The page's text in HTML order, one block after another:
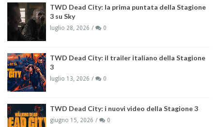
TWD Dead City: la prima puntata della Stagione
3 su Sky
luglio 28, 2026 0
TWD Dead City: il trailer italiano della Stagione
3
luglio 13, 2026 0
TWD Dead City: i nuovi video della Stagione 3
giugno 15, 2026 0